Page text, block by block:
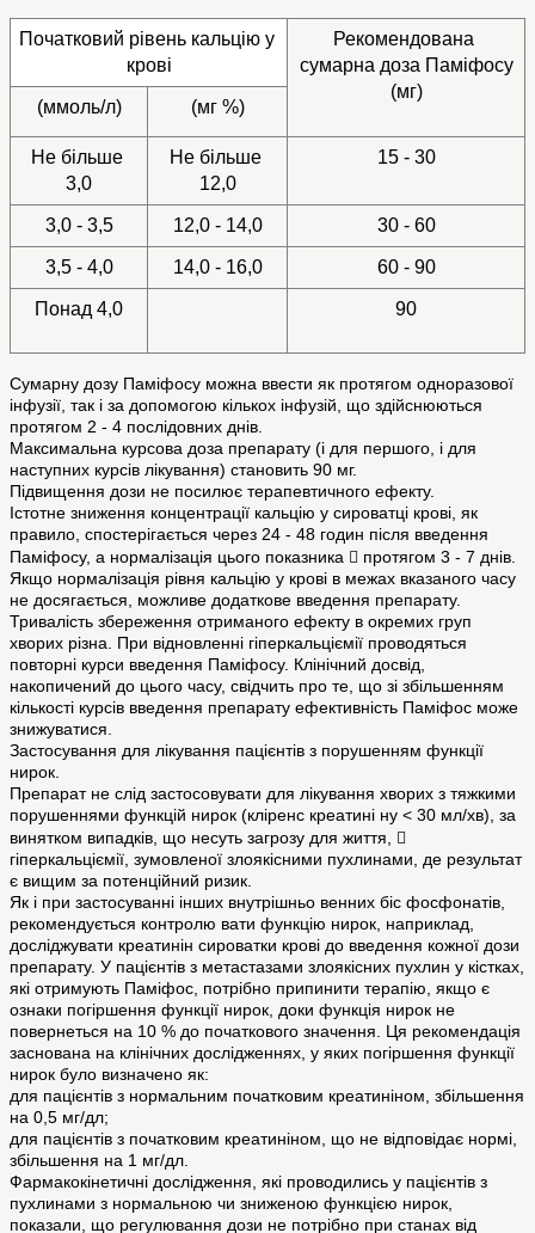
Початковий рівень кальцію у
крові
Рекомендована
сумарна доза Паміфосу
(мг)
(ммоль/л) (мг %)
Не більше
3,0
Не більше
12,0
15 - 30
3,0 - 3,5 12,0 - 14,0 30 - 60
3,5 - 4,0 14,0 - 16,0 60 - 90
Понад 4,0 90
Сумарну дозу Паміфосу можна ввести як протягом одноразової
інфузії, так і за допомогою кількох інфузій, що здійснюються
протягом 2 - 4 послідовних днів.
Максимальна курсова доза препарату (і для першого, і для
наступних курсів лікування) становить 90 мг.
Підвищення дози не посилює терапевтичного ефекту.
Істотне зниження концентрації кальцію у сироватці крові, як
правило, спостерігається через 24 - 48 годин після введення
Паміфосу, а нормалізація цього показника  протягом 3 - 7 днів.
Якщо нормалізація рівня кальцію у крові в межах вказаного часу
не досягається, можливе додаткове введення препарату.
Тривалість збереження отриманого ефекту в окремих груп
хворих різна. При відновленні гіперкальціємії проводяться
повторні курси введення Паміфосу. Клінічний досвід,
накопичений до цього часу, свідчить про те, що зі збільшенням
кількості курсів введення препарату ефективність Паміфос може
знижуватися.
Застосування для лікування пацієнтів з порушенням функції
нирок.
Препарат не слід застосовувати для лікування хворих з тяжкими
порушеннями функцій нирок (кліренс креатині ну < 30 мл/хв), за
винятком випадків, що несуть загрозу для життя, 
гіперкальціємії, зумовленої злоякісними пухлинами, де результат
є вищим за потенційний ризик.
Як і при застосуванні інших внутрішньо венних біс фосфонатів,
рекомендується контролю вати функцію нирок, наприклад,
досліджувати креатинін сироватки крові до введення кожної дози
препарату. У пацієнтів з метастазами злоякісних пухлин у кістках,
які отримують Паміфос, потрібно припинити терапію, якщо є
ознаки погіршення функції нирок, доки функція нирок не
повернеться на 10 % до початкового значення. Ця рекомендація
заснована на клінічних дослідженнях, у яких погіршення функції
нирок було визначено як:
для пацієнтів з нормальним початковим креатиніном, збільшення
на 0,5 мг/дл;
для пацієнтів з початковим креатиніном, що не відповідає нормі,
збільшення на 1 мг/дл.
Фармакокінетичні дослідження, які проводились у пацієнтів з
пухлинами з нормальною чи зниженою функцією нирок,
показали, що регулювання дози не потрібно при станах від